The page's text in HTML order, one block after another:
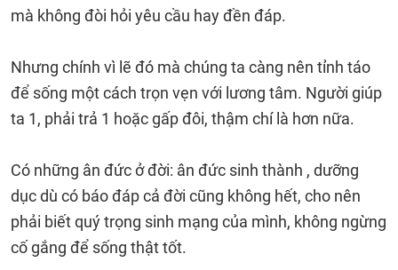
mà không đòi hỏi yêu cầu hay đền đáp.
Nhưng chính vì lẽ đó mà chúng ta càng nên tỉnh táo
để sống một cách trọn vẹn với lương tâm. Người giúp
ta 1, phải trả 1 hoặc gấp đôi, thậm chí là hơn nữa.
Có những ân đức ở đời: ân đức sinh thành , dưỡng
dục dù có báo đáp cả đời cũng không hết, cho nên
phải biết quý trọng sinh mạng của mình, không ngừng
cố gắng để sống thật tốt.